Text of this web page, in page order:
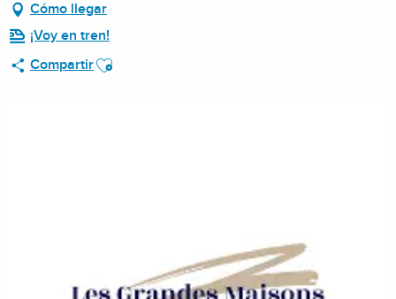
Cómo llegar
¡Voy en tren!
CompartirAjouter aux favoris